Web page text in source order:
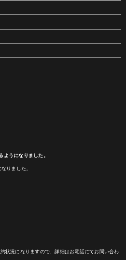
ようになりました。
りました。
状況になりますので、詳細はお電話にてお問い合わ